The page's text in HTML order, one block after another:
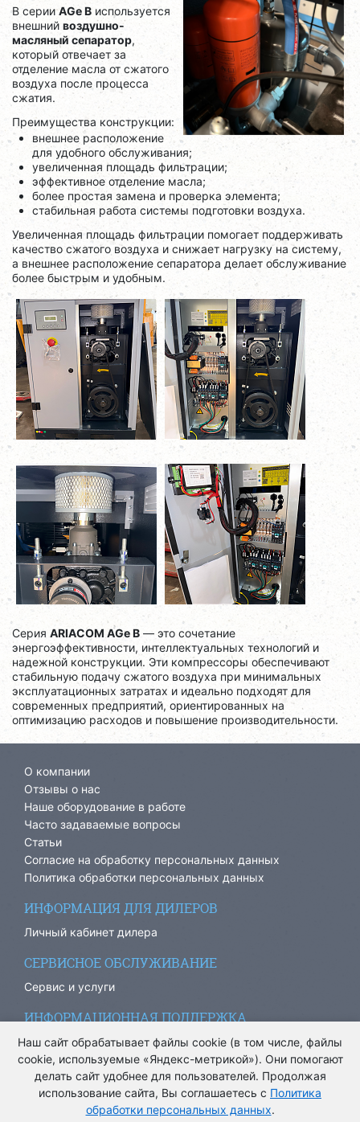
В серииAGe B используется
внешний воздушно-
масляный сепаратор,
который отвечает за
отделение масла от сжатого
воздуха после процесса
сжатия.
Преимущества конструкции:
внешнее расположение
для удобного обслуживания;
увеличенная площадь фильтрации;
эффективное отделение масла;
более простая замена и проверка элемента;
стабильная работа системы подготовки воздуха.
Увеличенная площадь фильтрации помогает поддерживать
качество сжатого воздуха и снижает нагрузку на систему,
а внешнее расположение сепаратора делает обслуживание
более быстрым и удобным.
Серия ARIACOM AGe B — это сочетание
энергоэффективности, интеллектуальных технологий и
надежной конструкции. Эти компрессоры обеспечивают
стабильную подачу сжатого воздуха при минимальных
эксплуатационных затратах и идеально подходят для
современных предприятий, ориентированных на
оптимизацию расходов и повышение производительности.
О компании
Отзывы о нас
Наше оборудование в работе
Часто задаваемые вопросы
Статьи
Согласие на обработку персональных данных
Политика обработки персональных данных
ИНФОРМАЦИЯ ДЛЯ ДИЛЕРОВ
Личный кабинет дилера
СЕРВИСНОЕ ОБСЛУЖИВАНИЕ
Сервис и услуги
ИНФОРМАЦИОННАЯ ПОДДЕРЖКА
info@ariacom.ru
® Все права защищены. 2013-2026. Информация на сайте
Наш сайт обрабатывает файлы cookie (в том числе, файлы
cookie, используемые «Яндекс-метрикой»). Они помогают
делать сайт удобнее для пользователей. Продолжая
использование сайта, Вы соглашаетесь с Политика
обработки персональных данных.